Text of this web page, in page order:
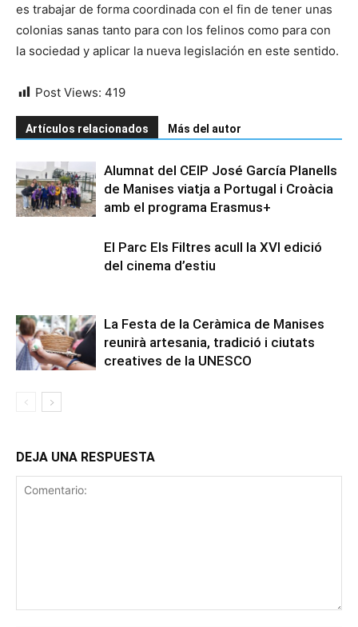
es trabajar de forma coordinada con el fin de tener unas
colonias sanas tanto para con los felinos como para con
la sociedad y aplicar la nueva legislación en este sentido.
Post Views: 419
Artículos relacionados Más del autor
Alumnat del CEIP José García Planells
de Manises viatja a Portugal i Croàcia
amb el programa Erasmus+
El Parc Els Filtres acull la XVI edició
del cinema d’estiu
La Festa de la Ceràmica de Manises
reunirà artesania, tradició i ciutats
creatives de la UNESCO
DEJA UNA RESPUESTA